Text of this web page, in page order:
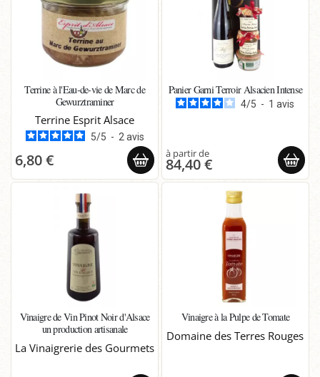
Terrine à l'Eau-de-vie de Marc de
Gewurztraminer
Terrine Esprit Alsace
5/5 - 2 avis
6,80 €
Panier Garni Terroir Alsacien Intense
4/5 - 1avis
84,40 €
Vinaigre de Vin Pinot Noir d'Alsace
un production artisanale
La Vinaigrerie des Gourmets
Vinaigre à la Pulpe de Tomate
Domaine des Terres Rouges